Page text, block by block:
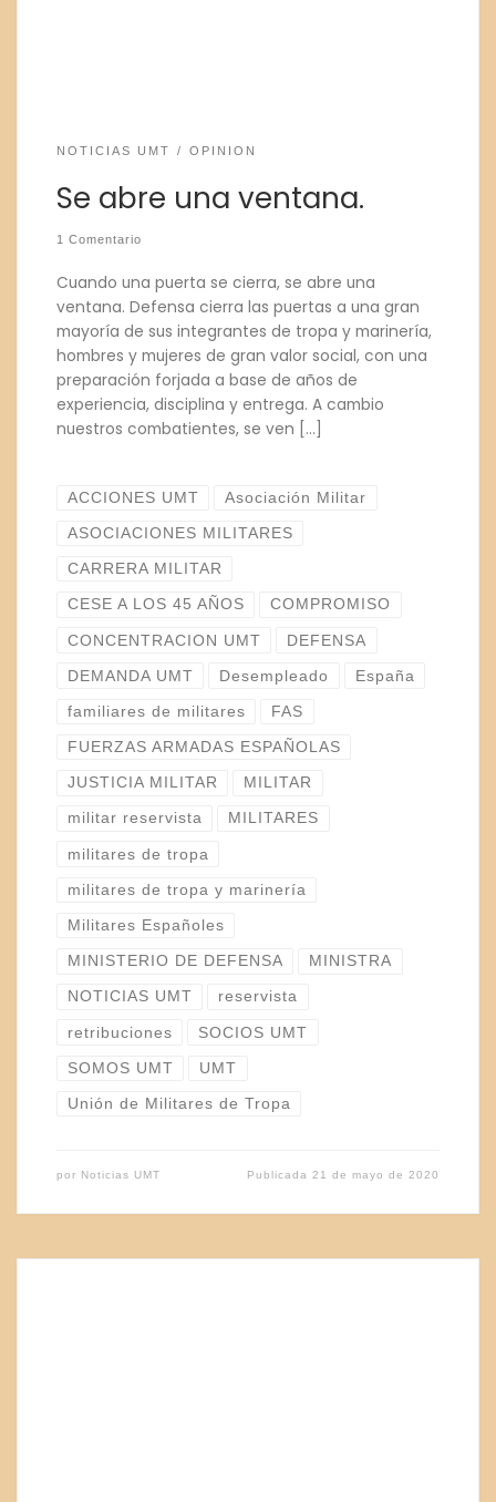
NOTICIAS UMT OPINION
Se abre una ventana.
1 Comentario
Cuando una puerta se cierra, se abre una
ventana. Defensa cierra las puertas a una gran
mayoría de sus integrantes de tropa y marinería,
hombres y mujeres de gran valor social, con una
preparación forjada a base de años de
experiencia, disciplina y entrega. A cambio
nuestros combatientes, se ven […]
ACCIONES UMT Asociación Militar
ASOCIACIONES MILITARES
CARRERA MILITAR
CESE A LOS 45 AÑOS COMPROMISO
CONCENTRACION UMT DEFENSA
DEMANDA UMT Desempleado España
familiares de militares FAS
FUERZAS ARMADAS ESPAÑOLAS
JUSTICIA MILITAR MILITAR
militar reservista MILITARES
militares de tropa
militares de tropa y marinería
Militares Españoles
MINISTERIO DE DEFENSA MINISTRA
NOTICIAS UMT reservista
retribuciones SOCIOS UMT
SOMOS UMT UMT
Unión de Militares de Tropa
por Noticias UMT Publicada21 de mayo de 2020